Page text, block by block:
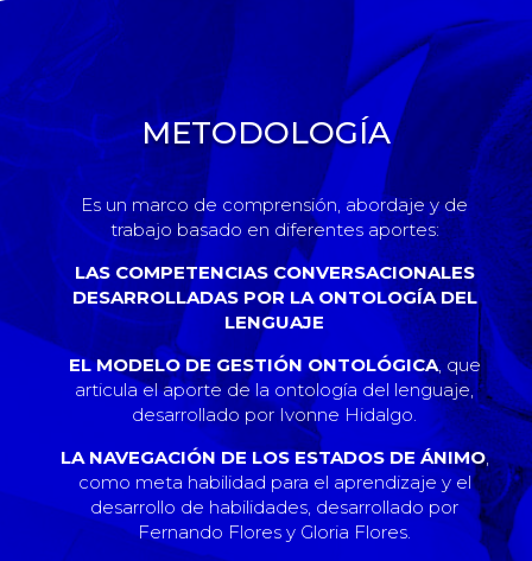
METODOLOGÍA
Es un marco de comprensión, abordaje y de
trabajo basado en diferentes aportes:
LAS COMPETENCIAS CONVERSACIONALES
DESARROLLADAS POR LA ONTOLOGÍA DEL
LENGUAJE
EL MODELO DE GESTIÓN ONTOLÓGICA, que
articula el aporte de la ontología del lenguaje,
desarrollado por Ivonne Hidalgo.
LA NAVEGACIÓN DE LOS ESTADOS DE ÁNIMO,
como meta habilidad para el aprendizaje y el
desarrollo de habilidades, desarrollado por
Fernando Flores y Gloria Flores.